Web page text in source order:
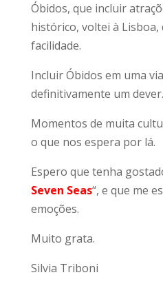
Óbidos, que incluir
histórico, voltei à
facilidade.
Incluir Óbidos em uma
definitivamente um dever.
Momentos de muita
o que nos espera por lá.
Espero que tenha
Seven Seas“, e que me
emoções.
Muito grata.
Silvia Triboni